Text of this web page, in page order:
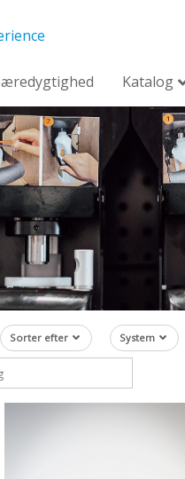
Katalog
Sorter efter System